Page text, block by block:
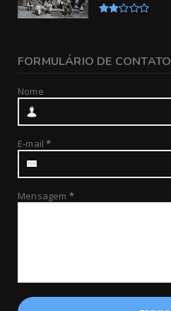
FORMULÁRIO DE CONTATO
Nome
E-mail*
Mensagem *